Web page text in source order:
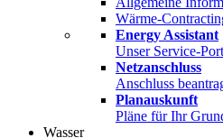
Wärme-
Energy Assistant
Unser Service-
Netzanschluss
Anschluss
Planauskunft
Pläne für Ihr
Wasser